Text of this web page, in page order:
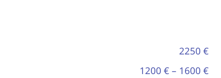
2250 €
1200 € – 1600 €